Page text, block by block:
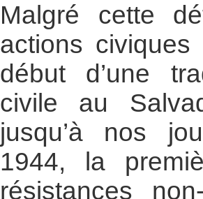
Malgré cette
actions
début d’une
civile au
jusqu’à nos
1944, la
résistances